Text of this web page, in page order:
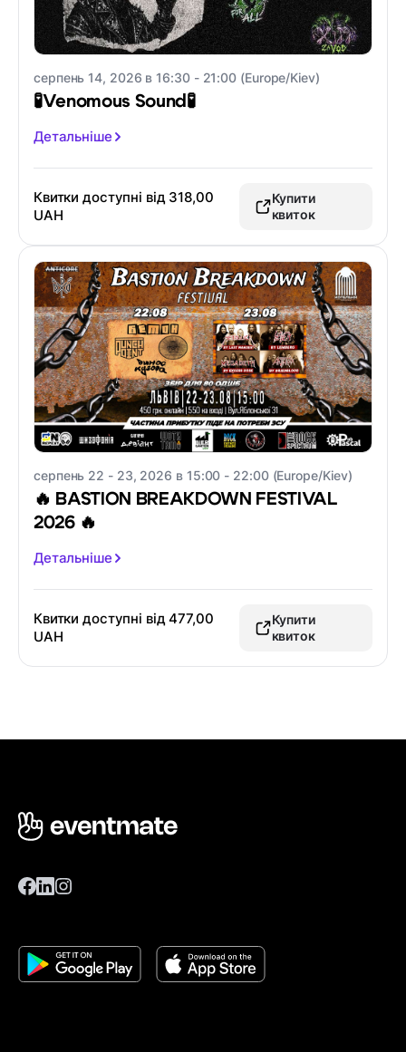
серпень 14, 2026 в 16:30 - 21:00 (Europe/Kiev)
🧪Venomous Sound🧪
Детальніше
Квитки доступні від 318,00
UAH
Купити
квиток
серпень 22 - 23, 2026 в 15:00 - 22:00 (Europe/Kiev)
🔥 BASTION BREAKDOWN FESTIVAL
2026 🔥
Детальніше
Квитки доступні від477,00
UAH
Купити
квиток